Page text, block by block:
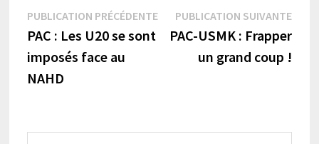
Navigation
de
l’article
PUBLICATION PRÉCÉDENTEPublication
précédente :
PAC : Les U20 se sont
imposés face au
NAHD
PUBLICATION SUIVANTE
PAC-USMK : Frapper
un grand coup !